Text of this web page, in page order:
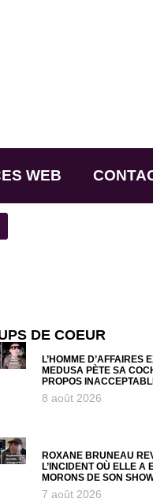
WEB
DE COEUR
L’HOMME D’AFFAIRES
MEDUSA PÈTE SA
PROPOS
8 août 2026
ROXANE BRUNEAU
L’INCIDENT OÙ ELLE A
MORONS DE SON
7 août 2026